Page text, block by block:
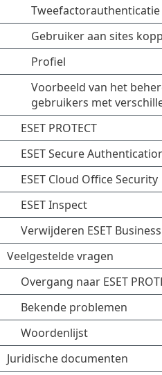
Tweefactorauthenticatie
Gebruiker aan sites
Profiel
Voorbeeld van het
gebruikers met
ESET PROTECT
ESET Secure
ESET Cloud Office Security
ESET Inspect
Verwijderen ESET
Veelgestelde vragen
Overgang naar ESET
Bekende problemen
Woordenlijst
Juridische documenten